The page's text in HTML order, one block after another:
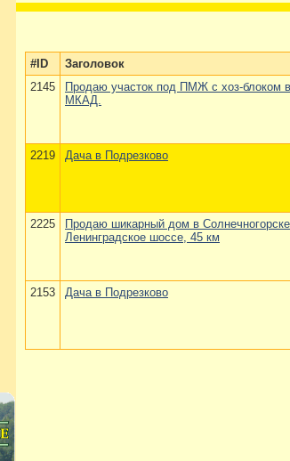
#ID Заголовок
2145
Продаю участок под ПМЖ с хоз-блоком
МКАД.
2219 Дача в Подрезково
2225
Продаю шикарный дом в
Ленинградское шоссе, 45 км
2153 Дача в Подрезково